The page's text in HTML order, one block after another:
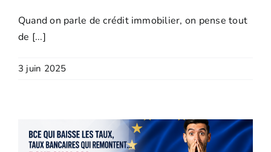
Quand on parle de crédit immobilier, on pense tout
de [...]
3 juin 2025